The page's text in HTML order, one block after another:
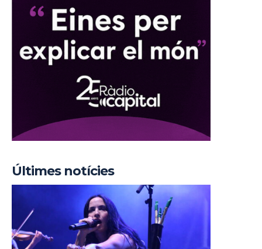
Últimes notícies